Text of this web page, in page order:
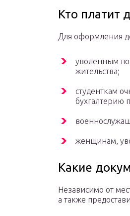
Кто платит
Для оформления
уволенным по
жительства;
студенткам
бухгалтерию
женщинам,
Какие
Независимо от
а также